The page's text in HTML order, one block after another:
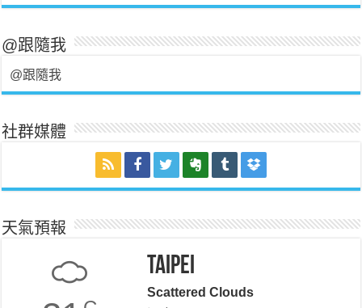
@跟隨我
@跟隨我
社群媒體
天氣預報
Taipei
Scattered Clouds